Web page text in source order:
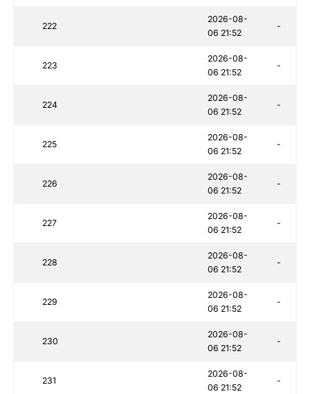
222
2026-08-
06 21:52
-
223
2026-08-
06 21:52
-
224
2026-08-
06 21:52
-
225
2026-08-
06 21:52
-
226
2026-08-
06 21:52
-
227
2026-08-
06 21:52
-
228
2026-08-
06 21:52
-
229
2026-08-
06 21:52
-
230
2026-08-
06 21:52
-
231
2026-08-
06 21:52
-